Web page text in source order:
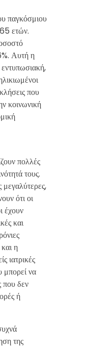
παγκόσμιου
ετών.
Αυτή η
που
κοινωνική
πολλές
τους.
μεγαλύτερες,
ότι οι
έχουν
και
η
ιατρικές
μπορεί να
που δεν
ή
της